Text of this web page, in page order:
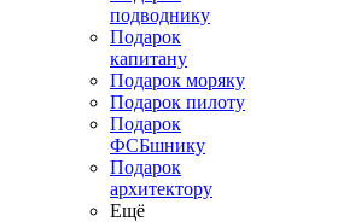
подводнику
Подарок
капитану
Подарок моряку
Подарок пилоту
Подарок
ФСБшнику
Подарок
архитектору
Ещё